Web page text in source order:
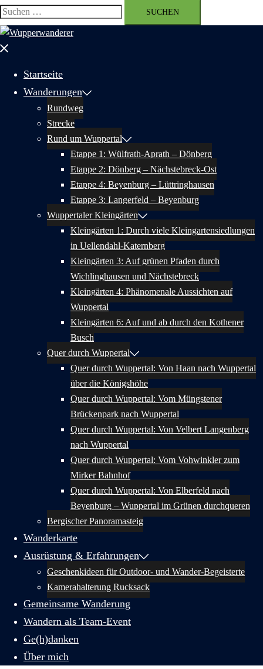
Suchen
nach:
Menü
Startseite
Wanderungen
Rundweg
Strecke
Rund um Wuppertal
Etappe 1: Wülfrath-Aprath – Dönberg
Etappe 2: Dönberg – Nächstebreck-Ost
Etappe 4: Beyenburg – Lüttringhausen
Etappe 3: Langerfeld – Beyenburg
Wuppertaler Kleingärten
Kleingärten 1: Durch viele Kleingartensiedlungen
in Uellendahl-Katernberg
Kleingärten 3: Auf grünen Pfaden durch
Wichlinghausen und Nächstebreck
Kleingärten 4: Phänomenale Aussichten auf
Wuppertal
Kleingärten 6: Auf und ab durch den Kothener
Busch
Quer durch Wuppertal
Quer durch Wuppertal: Von Haan nach Wuppertal
über die Königshöhe
Quer durch Wuppertal: Vom Müngstener
Brückenpark nach Wuppertal
Quer durch Wuppertal: Von Velbert Langenberg
nach Wuppertal
Quer durch Wuppertal: Vom Vohwinkler zum
Mirker Bahnhof
Quer durch Wuppertal: Von Elberfeld nach
Beyenburg – Wuppertal im Grünen durchqueren
Bergischer Panoramasteig
Wanderkarte
Ausrüstung & Erfahrungen
Geschenkideen für Outdoor- und Wander-Begeisterte
Kamerahalterung Rucksack
Gemeinsame Wanderung
Wandern als Team-Event
Ge(h)danken
Über mich